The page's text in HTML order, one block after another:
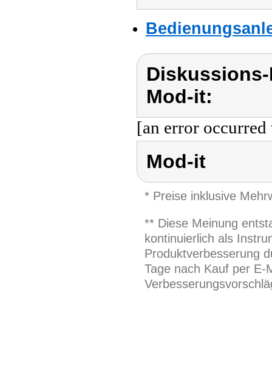
Mod-it:
[an error
Mod-it
* Preise inklusive
** Diese Meinung
kontinuierlich als
Produktverbesserung
Tage nach Kauf per E-